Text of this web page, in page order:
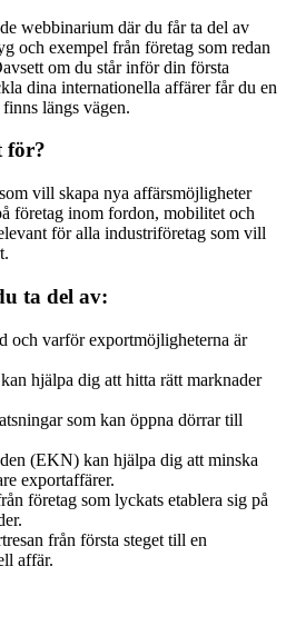
webbinarium där du får ta del av
och exempel från företag som redan
om du står inför din första
dina internationella affärer får du en
längs vägen.
för?
vill skapa nya affärsmöjligheter
företag inom fordon, mobilitet och
för alla industriföretag som vill
ta del av:
och varför exportmöjligheterna är
hjälpa dig att hitta rätt marknader
som kan öppna dörrar till
(EKN) kan hjälpa dig att minska
exportaffärer.
företag som lyckats etablera sig på
från första steget till en
affär.